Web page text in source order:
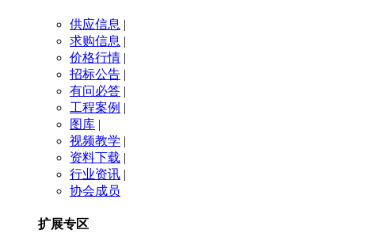
供应信息 |
求购信息 |
价格行情 |
招标公告 |
有问必答 |
工程案例 |
图库 |
视频教学 |
资料下载 |
行业资讯 |
协会成员
扩展专区